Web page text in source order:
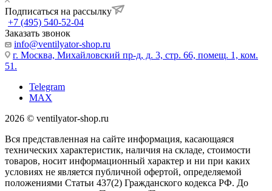
Подписаться на рассылку
+7 (495) 540-52-04
Заказать звонок
info@ventilyator-shop.ru
г. Москва, Михайловский пр-д, д. 3, cтр. 66, помещ. 1, ком.
51.
Telegram
MAX
2026 © ventilyator-shop.ru
Вся представленная на сайте информация, касающаяся
технических характеристик, наличия на складе, стоимости
товаров, носит информационный характер и ни при каких
условиях не является публичной офертой, определяемой
положениями Статьи 437(2) Гражданского кодекса РФ. До